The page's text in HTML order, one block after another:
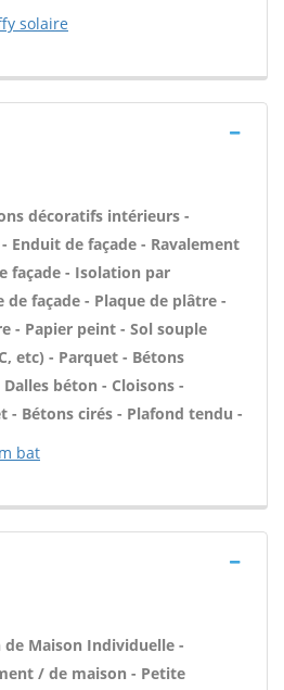
solaire
décoratifs intérieurs -
Enduit de façade - Ravalement
façade - Isolation par
façade - Plaque de plâtre -
- Papier peint - Sol souple
etc) - Parquet - Bétons
béton - Cloisons -
- Bétons cirés - Plafond tendu -
bat
Maison Individuelle -
/ de maison - Petite